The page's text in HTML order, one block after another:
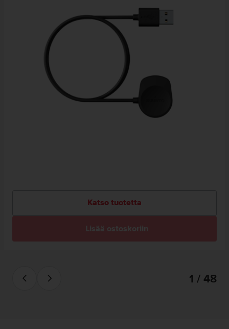
Katso tuotetta
Lisää ostoskoriin
1 / 48